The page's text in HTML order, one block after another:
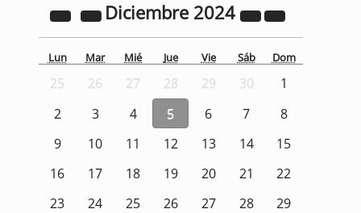
Diciembre 2024
Lun Mar Mié Jue Vie Sáb Dom
25 26 27 28 29 30
1
2
3 4 5 6 7
8
9
10 11 12 13 14
15
16
17 18 19 20 21
22
23
24 25 26 27 28
29